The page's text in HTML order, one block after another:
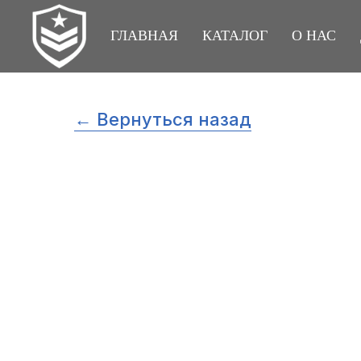
ГЛАВНАЯ КАТАЛОГ О НАС
← Вернуться назад